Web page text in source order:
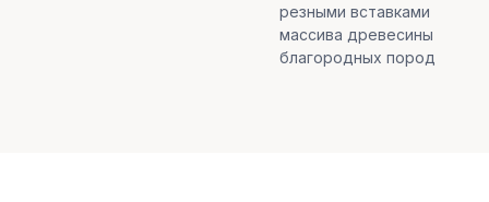
резными вставками
массива древесины
благородных пород